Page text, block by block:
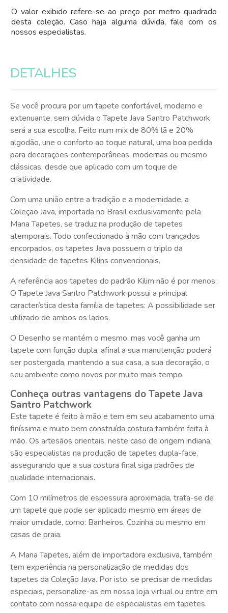
O valor exibido refere-se ao preço por metro quadrado
desta coleção. Caso haja alguma dúvida, fale com os
nossos especialistas.
DETALHES
Se você procura por um tapete confortável, moderno e
extenuante, sem dúvida o Tapete Java Santro Patchwork
será a sua escolha. Feito num mix de 80% lã e 20%
algodão, une o conforto ao toque natural, uma boa pedida
para decorações contemporâneas, modernas ou mesmo
clássicas, desde que aplicado com um toque de
criatividade.
Com uma união entre a tradição e a modernidade, a
Coleção Java, importada no Brasil exclusivamente pela
Mana Tapetes, se traduz na produção de tapetes
atemporais. Todo confeccionado à mão com trançados
encorpados, os tapetes Java possuem o triplo da
densidade de tapetes Kilins convencionais.
A referência aos tapetes do padrão Kilim não é por menos:
O Tapete Java Santro Patchwork possui a principal
característica desta família de tapetes: A possibilidade ser
utilizado de ambos os lados.
O Desenho se mantém o mesmo, mas você ganha um
tapete com função dupla, afinal a sua manutenção poderá
ser postergada, mantendo a sua casa, a sua decoração, o
seu ambiente como novos por muito mais tempo.
Conheça outras vantagens do Tapete Java
Santro Patchwork
Este tapete é feito à mão e tem em seu acabamento uma
finíssima e muito bem construída costura também feita à
mão. Os artesãos orientais, neste caso de origem indiana,
são especialistas na produção de tapetes dupla-face,
assegurando que a sua costura final siga padrões de
qualidade internacionais.
Com 10 milímetros de espessura aproximada, trata-se de
um tapete que pode ser aplicado mesmo em áreas de
maior umidade, como: Banheiros, Cozinha ou mesmo em
casas de praia.
A Mana Tapetes, além de importadora exclusiva, também
tem experiência na personalização de medidas dos
tapetes da Coleção Java. Por isto, se precisar de medidas
especiais, personalize-as em nossa loja virtual ou entre em
contato com nossa equipe de especialistas em tapetes.